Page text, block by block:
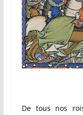
De tous nos